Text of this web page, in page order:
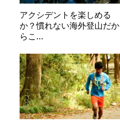
アクシデントを楽しめる
か？慣れない海外登山だか
らこ...